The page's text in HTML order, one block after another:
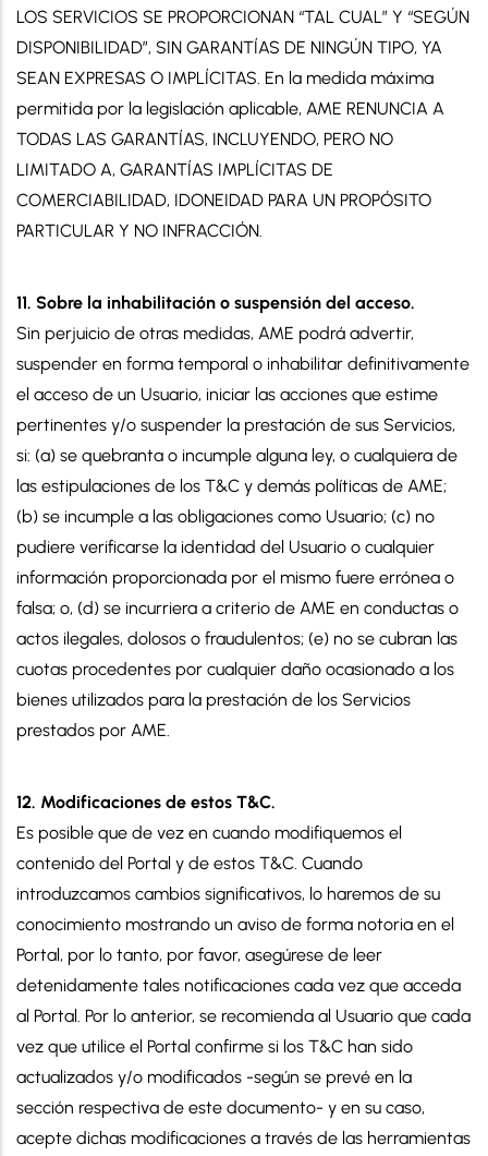
LOS SERVICIOS SE PROPORCIONAN “TAL CUAL” Y “SEGÚN
DISPONIBILIDAD”, SIN GARANTÍAS DE NINGÚN TIPO, YA
SEAN EXPRESAS O IMPLÍCITAS. En la medida máxima
permitida por la legislación aplicable, AME RENUNCIA A
TODAS LAS GARANTÍAS, INCLUYENDO, PERO NO
LIMITADO A, GARANTÍAS IMPLÍCITAS DE
COMERCIABILIDAD, IDONEIDAD PARA UN PROPÓSITO
PARTICULAR Y NO INFRACCIÓN.
11. Sobre la inhabilitación o suspensión del acceso.
Sin perjuicio de otras medidas, AME podrá advertir,
suspender en forma temporal o inhabilitar definitivamente
el acceso de un Usuario, iniciar las acciones que estime
pertinentes y/o suspender la prestación de sus Servicios,
si: (a) se quebranta o incumple alguna ley, o cualquiera de
las estipulaciones de los T&C y demás políticas de AME;
(b) se incumple a las obligaciones como Usuario; (c) no
pudiere verificarse la identidad del Usuario o cualquier
información proporcionada por el mismo fuere errónea o
falsa; o, (d) se incurriera a criterio de AME en conductas o
actos ilegales, dolosos o fraudulentos; (e) no se cubran las
cuotas procedentes por cualquier daño ocasionado a los
bienes utilizados para la prestación de los Servicios
prestados por AME.
12. Modificaciones de estos T&C.
Es posible que de vez en cuando modifiquemos el
contenido del Portal y de estos T&C. Cuando
introduzcamos cambios significativos, lo haremos de su
conocimiento mostrando un aviso de forma notoria en el
Portal, por lo tanto, por favor, asegúrese de leer
detenidamente tales notificaciones cada vez que acceda
al Portal. Por lo anterior, se recomienda al Usuario que cada
vez que utilice el Portal confirme si los T&C han sido
actualizados y/o modificados -según se prevé en la
sección respectiva de este documento- y en su caso,
acepte dichas modificaciones a través de las herramientas